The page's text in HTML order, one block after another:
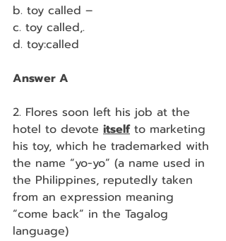
b. toy called –
c. toy called,.
d. toy:called
Answer A
2. Flores soon left his job at the
hotel to devote itself to marketing
his toy, which he trademarked with
the name “yo-yo” (a name used in
the Philippines, reputedly taken
from an expression meaning
“come back” in the Tagalog
language)